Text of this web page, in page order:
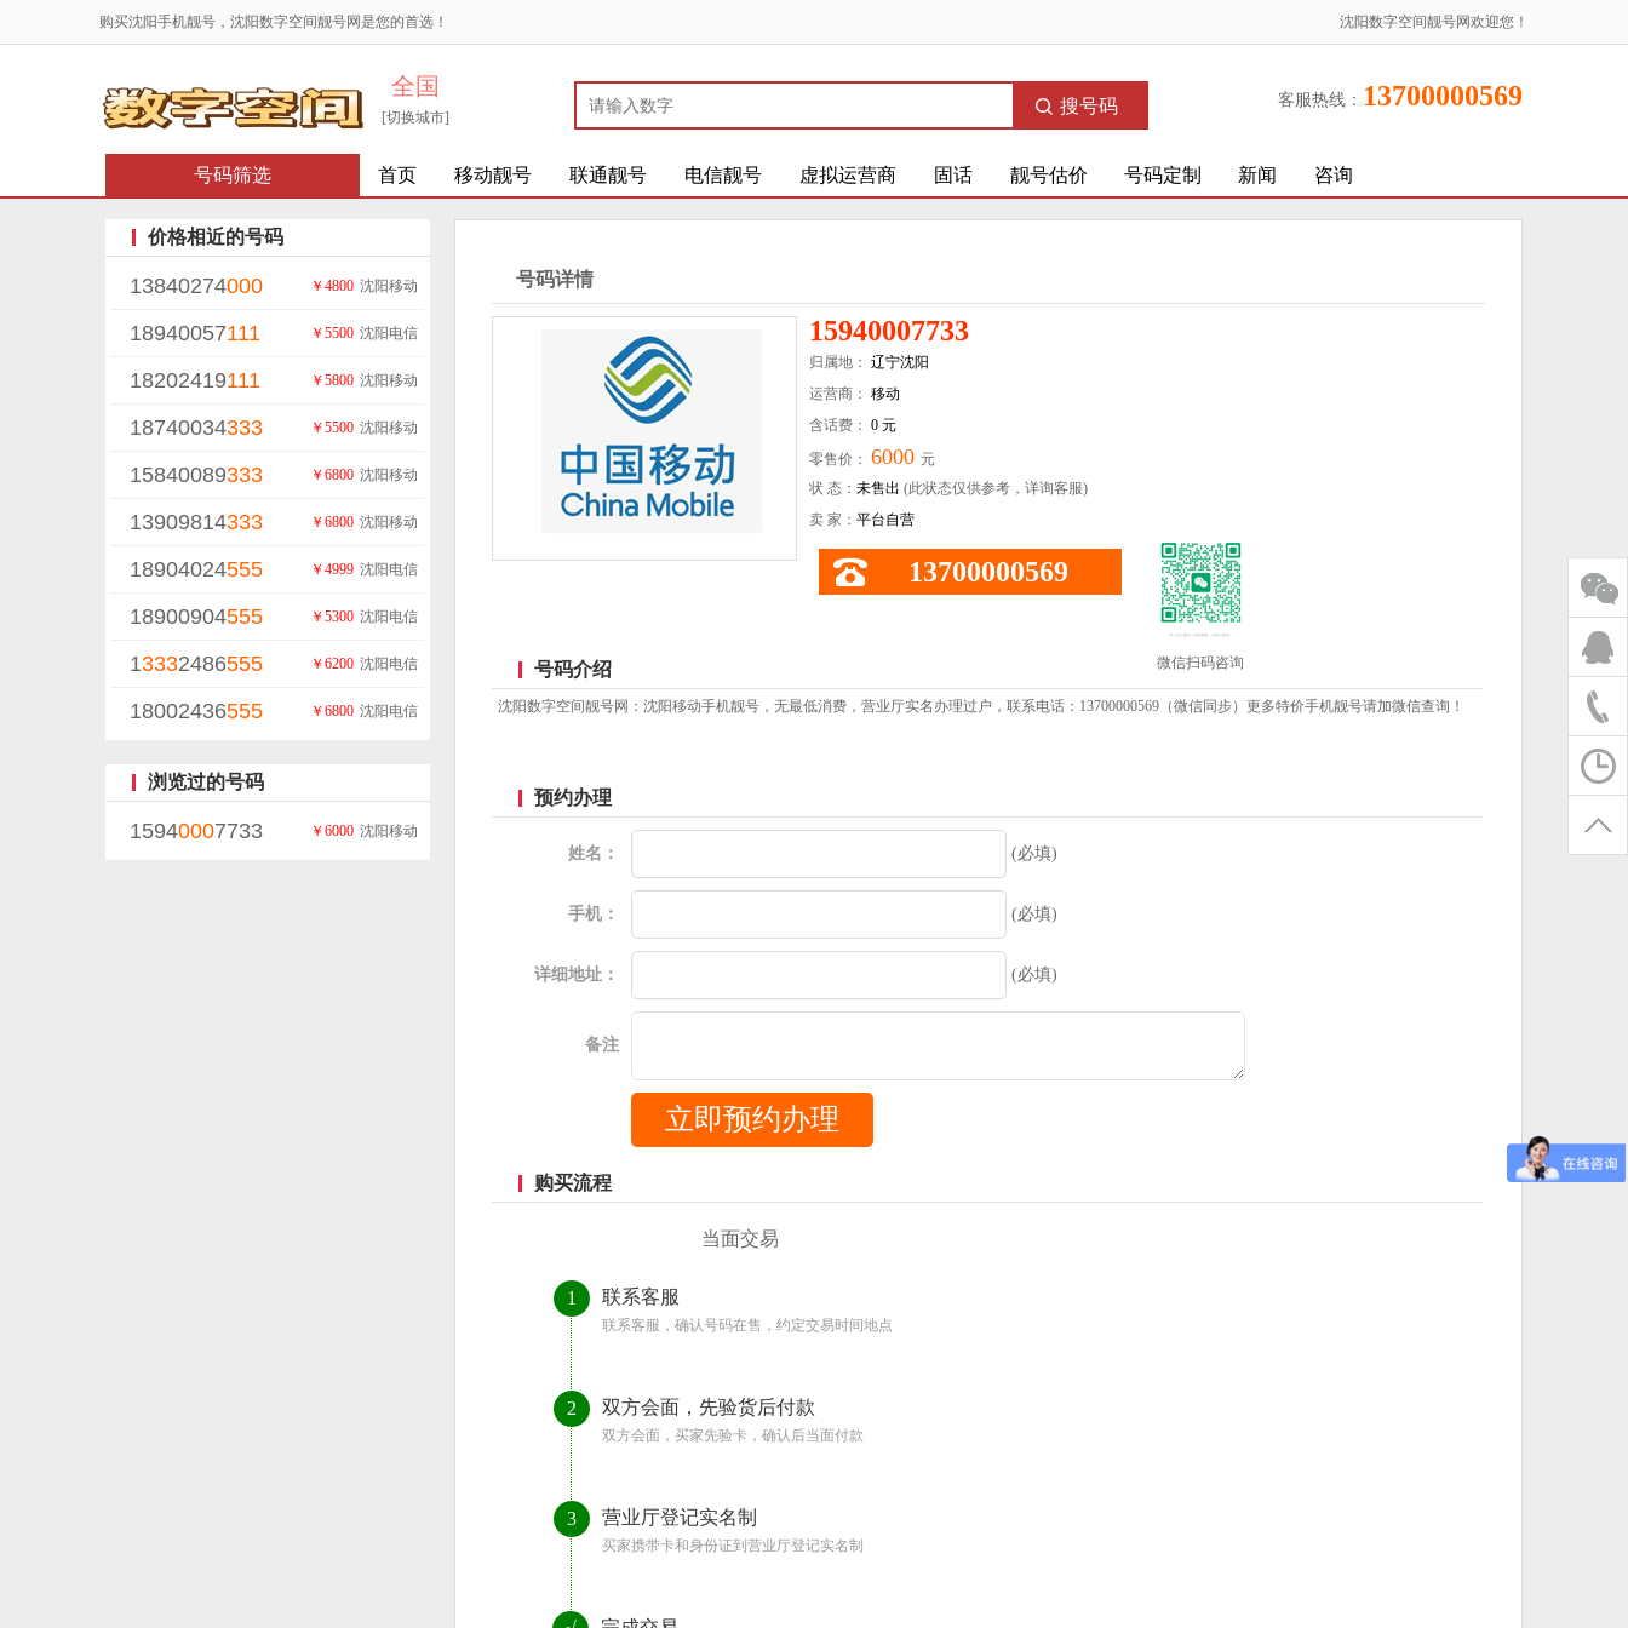
沈阳数字空间靓号网欢迎您！
购买沈阳手机靓号，沈阳数字空间靓号网是您的首选！
全国
[切换城市]
搜号码 客服热线： 13700000569
号码筛选 首页 移动靓号 联通靓号 电信靓号 虚拟运营商 固话 靓号估价 号码定制 新闻 咨询
价格相近的号码
13840274000 沈阳移动
￥4800
18940057111 沈阳电信
￥5500
18202419111 沈阳移动
￥5800
18740034333 沈阳移动
￥5500
15840089333 沈阳移动
￥6800
13909814333 沈阳移动
￥6800
18904024555 沈阳电信
￥4999
18900904555 沈阳电信
￥5300
13332486555 沈阳电信
￥6200
18002436555 沈阳电信
￥6800
浏览过的号码
15940007733 沈阳移动
￥6000
号码详情
15940007733
归属地： 辽宁沈阳
运营商： 移动
含话费： 0 元
零售价： 6000 元
状 态： 未售出 (此状态仅供参考，详询客服)
卖 家： 平台自营
13700000569
微信扫码咨询
号码介绍
沈阳数字空间靓号网：沈阳移动手机靓号，无最低消费，营业厅实名办理过户，联系电话：13700000569（微信同步）更多特价手机靓号请加微信查询！
预约办理
姓名： (必填)
手机： (必填)
详细地址： (必填)
备注
购买流程
当面交易
1 联系客服
联系客服，确认号码在售，约定交易时间地点
2 双方会面，先验货后付款
双方会面，买家先验卡，确认后当面付款
3 营业厅登记实名制
买家携带卡和身份证到营业厅登记实名制